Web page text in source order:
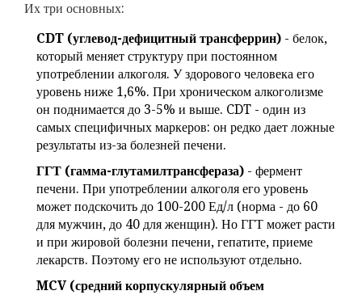
Их три основных:
CDT (углевод-дефицитный трансферрин) - белок,
который меняет структуру при постоянном
употреблении алкоголя. У здорового человека его
уровень ниже 1,6%. При хроническом алкоголизме
он поднимается до 3-5% и выше. CDT - один из
самых специфичных маркеров: он редко дает ложные
результаты из-за болезней печени.
ГГТ (гамма-глутамилтрансфераза) - фермент
печени. При употреблении алкоголя его уровень
может подскочить до 100-200 Ед/л (норма - до 60
для мужчин, до 40 для женщин). Но ГГТ может расти
и при жировой болезни печени, гепатите, приеме
лекарств. Поэтому его не используют отдельно.
MCV (средний корпускулярный объем